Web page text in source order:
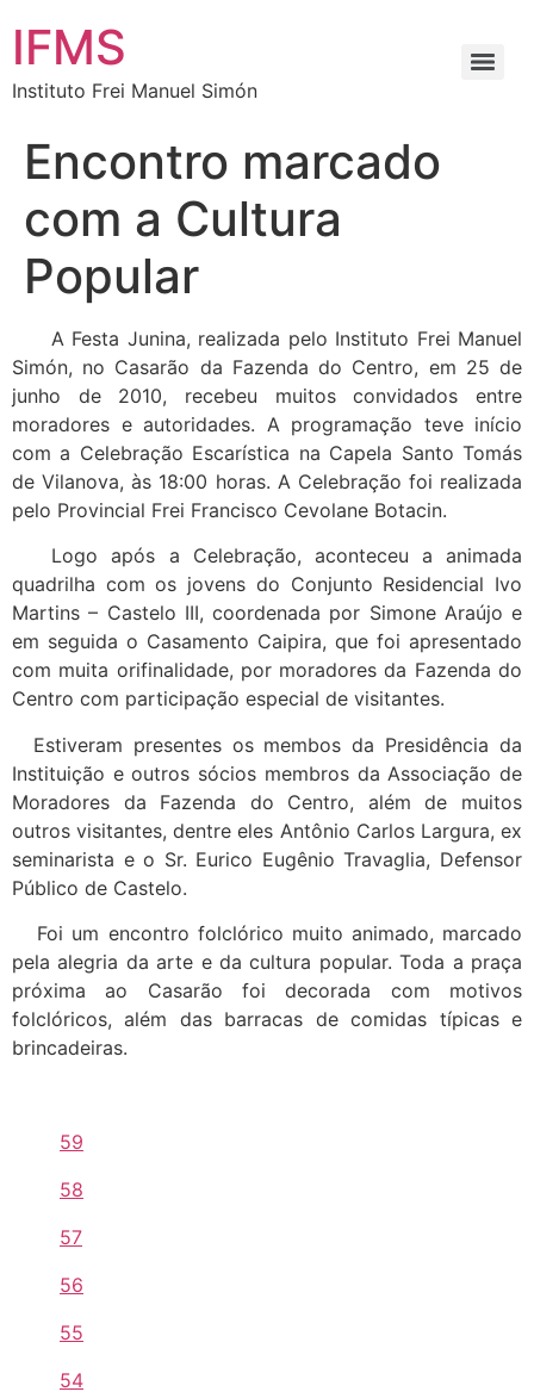
IFMS
Instituto Frei Manuel Simón
Encontro marcado
com a Cultura
Popular
A Festa Junina, realizada pelo Instituto Frei Manuel
Simón, no Casarão da Fazenda do Centro, em 25 de
junho de 2010, recebeu muitos convidados entre
moradores e autoridades. A programação teve início
com a Celebração Escarística na Capela Santo Tomás
de Vilanova, às 18:00 horas. A Celebração foi realizada
pelo Provincial Frei Francisco Cevolane Botacin.
Logo após a Celebração, aconteceu a animada
quadrilha com os jovens do Conjunto Residencial Ivo
Martins – Castelo III, coordenada por Simone Araújo e
em seguida o Casamento Caipira, que foi apresentado
com muita orifinalidade, por moradores da Fazenda do
Centro com participação especial de visitantes.
Estiveram presentes os membos da Presidência da
Instituição e outros sócios membros da Associação de
Moradores da Fazenda do Centro, além de muitos
outros visitantes, dentre eles Antônio Carlos Largura, ex
seminarista e o Sr. Eurico Eugênio Travaglia, Defensor
Público de Castelo.
Foi um encontro folclórico muito animado, marcado
pela alegria da arte e da cultura popular. Toda a praça
próxima ao Casarão foi decorada com motivos
folclóricos, além das barracas de comidas típicas e
brincadeiras.
59
58
57
56
55
54